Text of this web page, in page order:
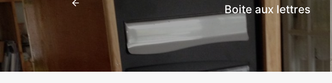
Boite aux lettres